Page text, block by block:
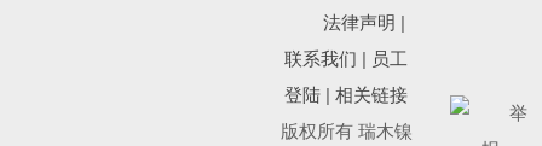
法律声明 |
联系我们 | 员工
登陆 |相关链接
版权所有 瑞木镍